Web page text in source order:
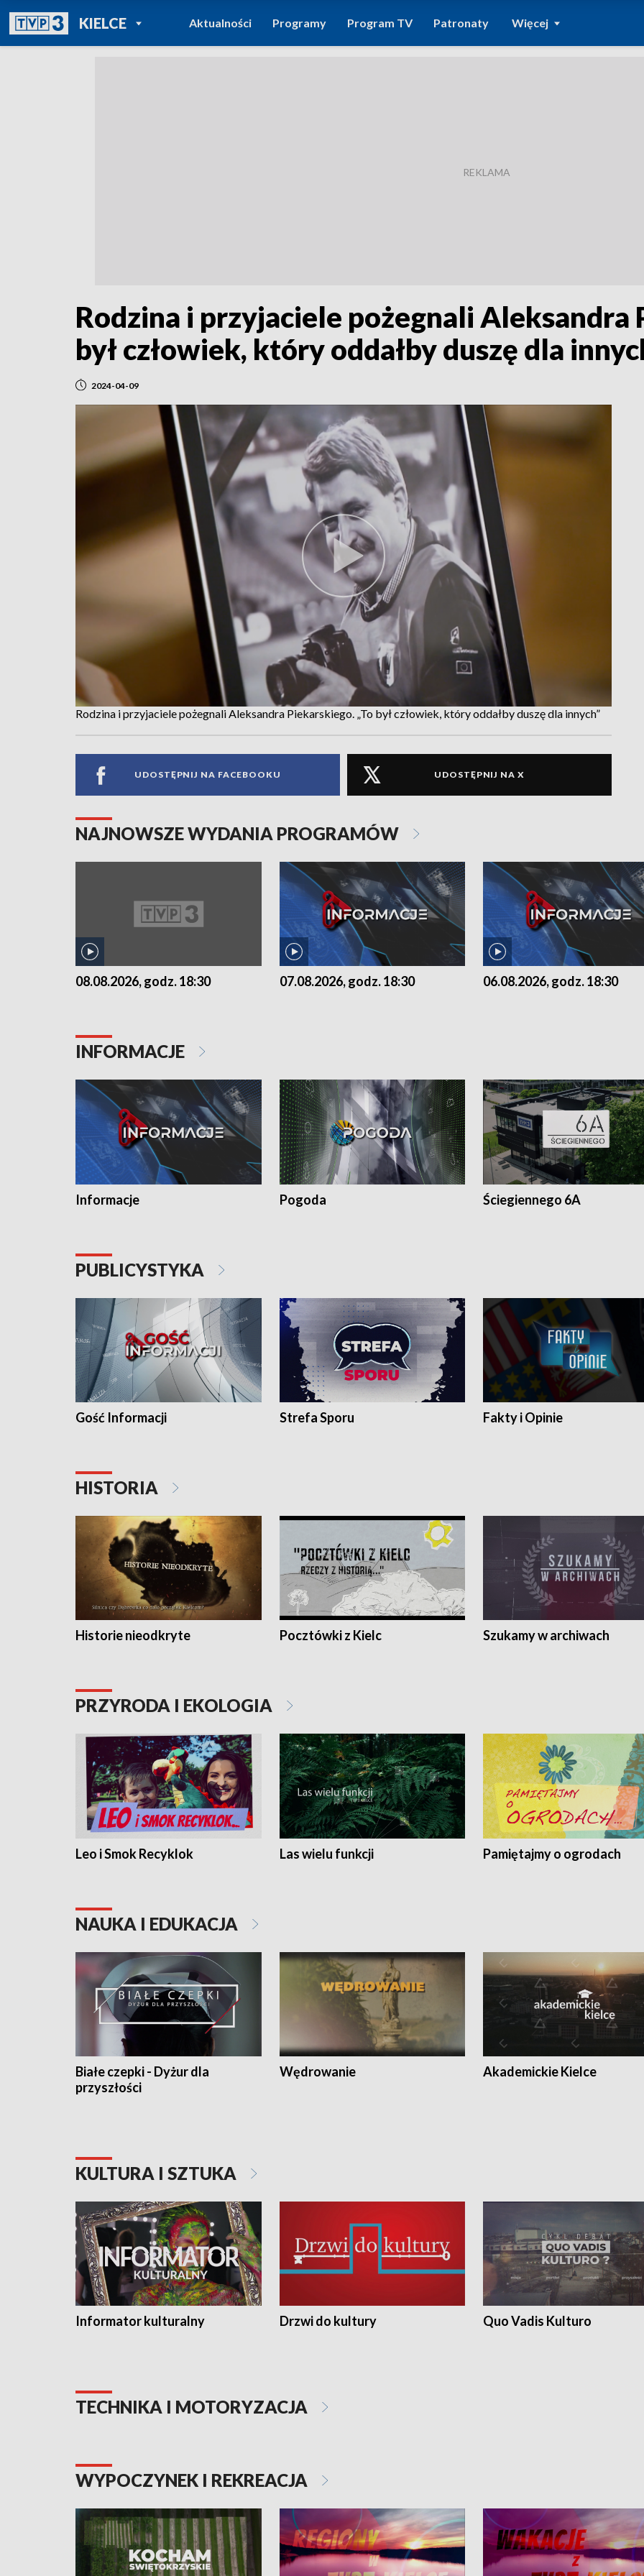
KIELCEPOWRÓT DO
TVP REGIONY
Aktualności Programy Program TV Patronaty Więcej
Rodzina i przyjaciele pożegnali Aleksandra
był człowiek, który oddałby duszę dla
2024-04-09
Rodzina i przyjaciele pożegnali Aleksandra Piekarskiego. „To był człowiek, który oddałby duszę dla innych”
UDOSTĘPNIJ NA FACEBOOKU UDOSTĘPNIJ NA X
NAJNOWSZE WYDANIA PROGRAMÓW
08.08.2026, godz. 18:30 07.08.2026, godz. 18:30 06.08.2026, godz. 18:30
INFORMACJE
Informacje Pogoda Ściegiennego 6A
PUBLICYSTYKA
Gość Informacji Strefa Sporu Fakty i Opinie
HISTORIA
Historie nieodkryte Pocztówki z Kielc Szukamy w archiwach
PRZYRODA I EKOLOGIA
Leo i Smok Recyklok Las wielu funkcji Pamiętajmy o ogrodach
NAUKA I EDUKACJA
Białe czepki - Dyżur dla
przyszłości
Wędrowanie Akademickie Kielce
KULTURA I SZTUKA
Informator kulturalny Drzwi do kultury Quo Vadis Kulturo
TECHNIKA I MOTORYZACJA
WYPOCZYNEK I REKREACJA